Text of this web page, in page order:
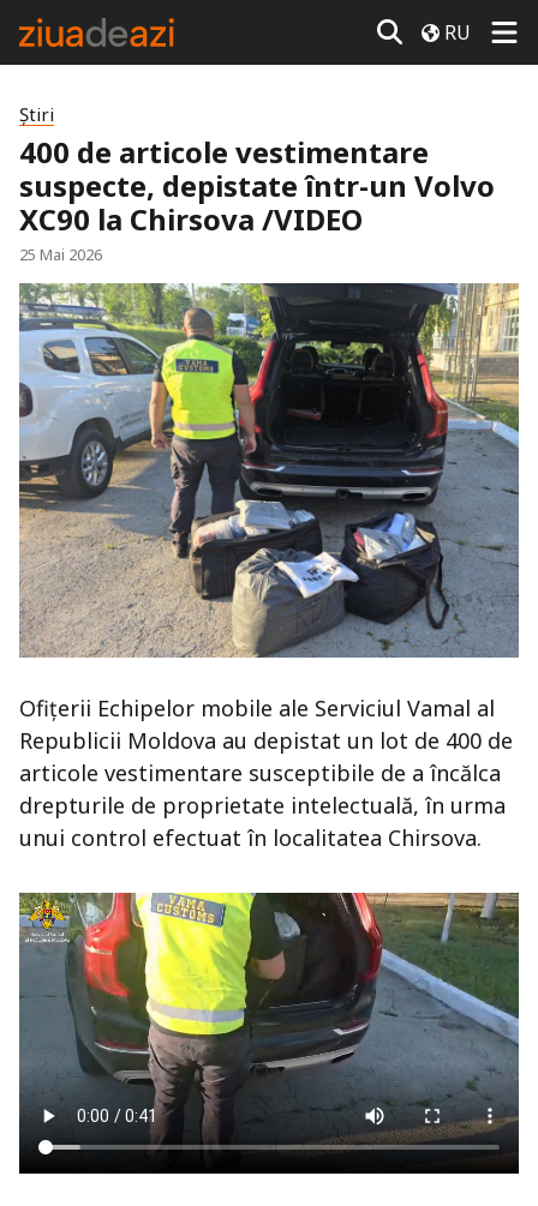
RU
Știri
400 de articole vestimentare
suspecte, depistate într-un Volvo
XC90 la Chirsova /VIDEO
25 Mai 2026
Ofițerii Echipelor mobile ale Serviciul Vamal al
Republicii Moldova au depistat un lot de 400 de
articole vestimentare susceptibile de a încălca
drepturile de proprietate intelectuală, în urma
unui control efectuat în localitatea Chirsova.